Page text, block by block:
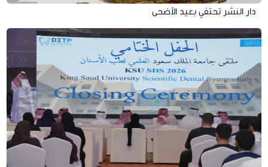
دار النشر تحتفي بعيد الأضحى